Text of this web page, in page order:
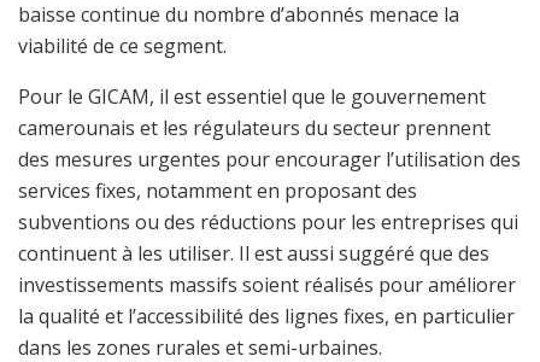
baisse continue du nombre d’abonnés menace la
viabilité de ce segment.
Pour le GICAM, il est essentiel que le gouvernement
camerounais et les régulateurs du secteur prennent
des mesures urgentes pour encourager l’utilisation des
services fixes, notamment en proposant des
subventions ou des réductions pour les entreprises qui
continuent à les utiliser. Il est aussi suggéré que des
investissements massifs soient réalisés pour améliorer
la qualité et l’accessibilité des lignes fixes, en particulier
dans les zones rurales et semi-urbaines.